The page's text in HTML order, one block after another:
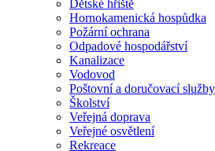
Dětské hřiště
Hornokamenická hospůdka
Požární ochrana
Odpadové hospodářství
Kanalizace
Vodovod
Poštovní a doručovací služby
Školství
Veřejná doprava
Veřejné osvětlení
Rekreace